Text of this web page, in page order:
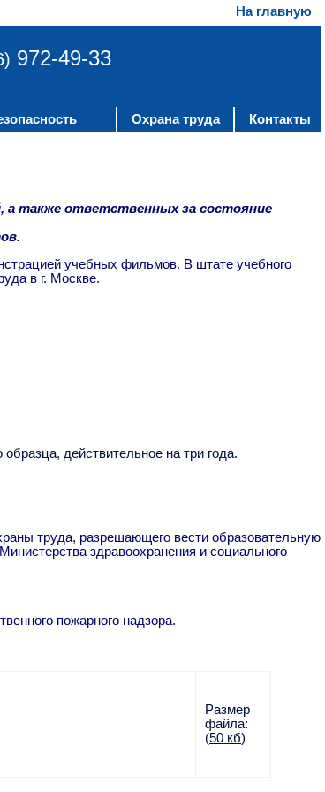
На главную
972-49-33
Охрана труда Контакты
а также ответственных за состояние
учебных фильмов. В штате учебного
в г. Москве.
действительное на три года.
труда, разрешающего вести образовательную
здравоохранения и социального
пожарного надзора.
Размер
файла:
(50 кб)